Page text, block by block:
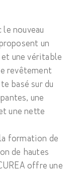
nouveau
un
une véritable
revêtement
basé sur du
une
une nette
formation de
de hautes
offre une